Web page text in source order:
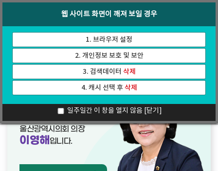
가
기
인터넷방송
웹 사이트 화면이 깨져 보일 경우
1. 브라우저 설정
2. 개인정보 보호 및 보안
3. 검색데이터 삭제
4. 캐시 선택 후삭제
일주일간 이 창을 열지 않음 [닫기]
열린의장실
울산광역시의회 의장
이영해 입니다.